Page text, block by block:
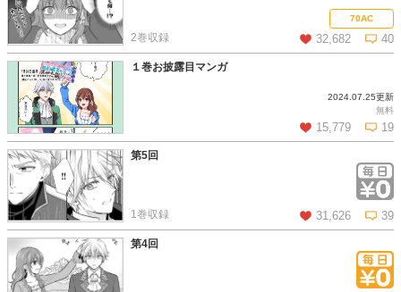
この話を読む コメントを見る70AC
32,682 40
2巻収録
この話を読む コメントを見る
１巻お披露目マンガ
2024.07.25更新
無料
15,779 19
この話を読む
第5回
31,626 39
1巻収録
この話を読む
第4回